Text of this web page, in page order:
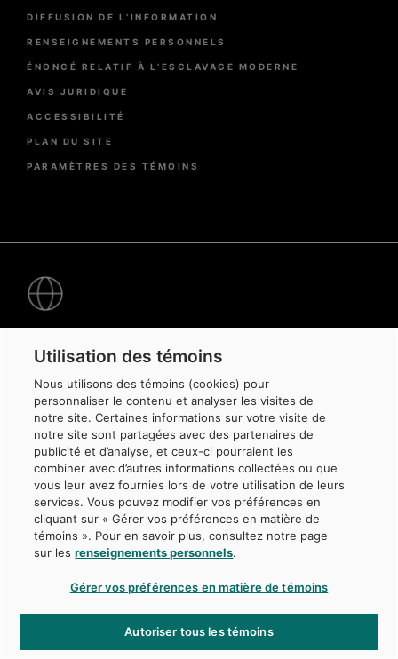
Menu
de
page
DIFFUSION DE L’INFORMATION
RENSEIGNEMENTS PERSONNELS
ÉNONCÉ RELATIF À L’ESCLAVAGE MODERNE
AVIS JURIDIQUE
ACCESSIBILITÉ
PLAN DU SITE
PARAMÈTRES DES TÉMOINS
Montréal
Québec
Toronto
Londres
Mexico
New Delhi
New York
Singapour
Utilisation des témoins
Nous utilisons des témoins (cookies) pour
personnaliser le contenu et analyser les visites de
notre site. Certaines informations sur votre visite de
notre site sont partagées avec des partenaires de
publicité et d’analyse, et ceux-ci pourraient les
combiner avec d’autres informations collectées ou que
vous leur avez fournies lors de votre utilisation de leurs
services. Vous pouvez modifier vos préférences en
cliquant sur « Gérer vos préférences en matière de
témoins ». Pour en savoir plus, consultez notre page
sur lesrenseignements personnels.
Gérer vos préférences en matière de témoins
Autoriser tous les témoins